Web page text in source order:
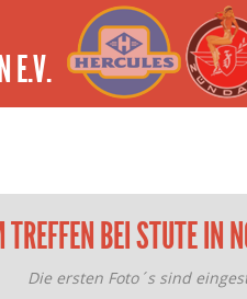
E.V.
BEI STUTE IN
Die ersten Foto´s sind